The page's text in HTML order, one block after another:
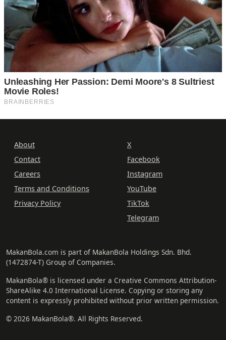
About
Contact
Careers
Terms and Conditions
Privacy Policy
X
Facebook
Instagram
YouTube
TikTok
Telegram
MakanBola.com is part of MakanBola Holdings Sdn. Bhd.
(1472874-T) Group of Companies.
MakanBola® is licensed under a Creative Commons Attribution-
ShareAlike 4.0 International License. Copying or storing any
content is expressly prohibited without prior written permission.
© 2026 MakanBola®. All Rights Reserved.